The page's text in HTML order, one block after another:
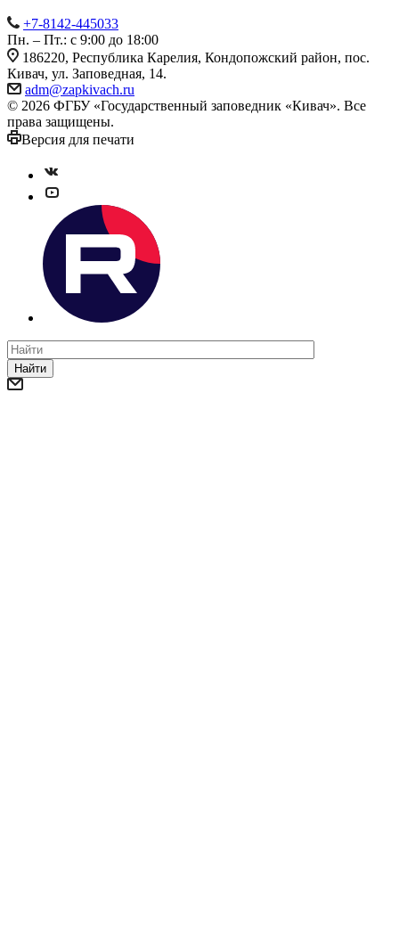
+7-8142-445033
Пн. – Пт.: с 9:00 до 18:00
186220, Республика Карелия, Кондопожский район, пос.
Кивач, ул. Заповедная, 14.
adm@zapkivach.ru
© 2026 ФГБУ «Государственный заповедник «Кивач». Все
права защищены.
Версия для печати
Найти